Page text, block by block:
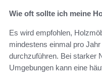
Wie oft sollte ich meine
Es wird empfohlen,
mindestens einmal pro
durchzuführen. Bei starker
Umgebungen kann eine